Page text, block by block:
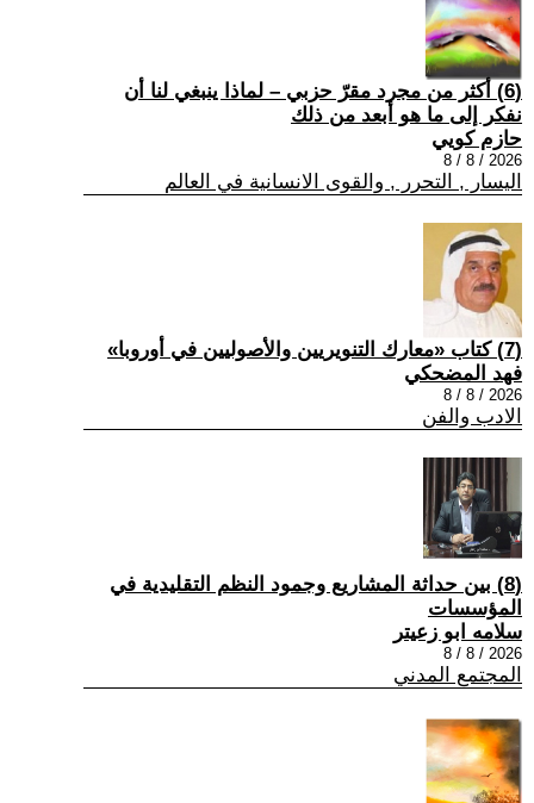
(6) أكثر من مجرد مقرّ حزبي – لماذا ينبغي لنا أن
نفكر إلى ما هو أبعد من ذلك
حازم كويي
2026 / 8 / 8
اليسار , التحرر , والقوى الانسانية في العالم
(7) كتاب «معارك التنويريين والأصوليين في أوروبا»
فهد المضحكي
2026 / 8 / 8
الادب والفن
(8) بين حداثة المشاريع وجمود النظم التقليدية في
المؤسسات
سلامه ابو زعيتر
2026 / 8 / 8
المجتمع المدني